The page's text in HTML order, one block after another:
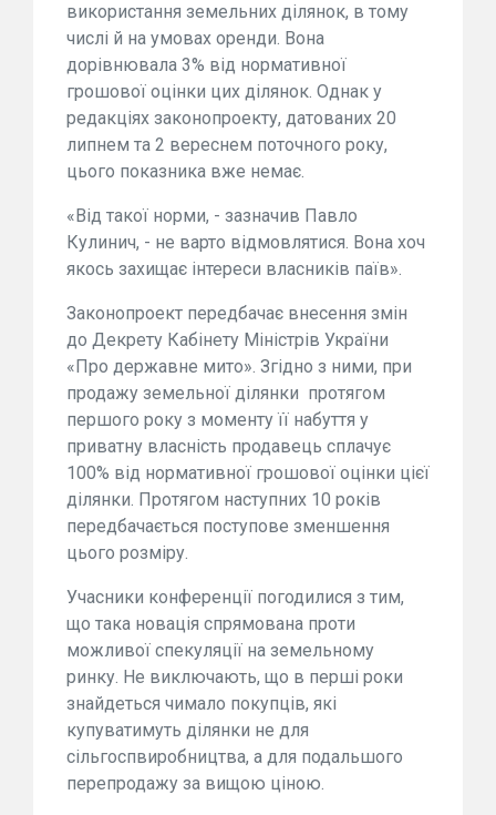
використання земельних ділянок, в тому
числі й на умовах оренди. Вона
дорівнювала 3% від нормативної
грошової оцінки цих ділянок. Однак у
редакціях законопроекту, датованих 20
липнем та 2 вереснем поточного року,
цього показника вже немає.
«Від такої норми, - зазначив Павло
Кулинич, - не варто відмовлятися. Вона хоч
якось захищає інтереси власників паїв».
Законопроект передбачає внесення змін
до Декрету Кабінету Міністрів України
«Про державне мито». Згідно з ними, при
продажу земельної ділянки протягом
першого року з моменту її набуття у
приватну власність продавець сплачує
100% від нормативної грошової оцінки цієї
ділянки. Протягом наступних 10 років
передбачається поступове зменшення
цього розміру.
Учасники конференції погодилися з тим,
що така новація спрямована проти
можливої спекуляції на земельному
ринку. Не виключають, що в перші роки
знайдеться чимало покупців, які
купуватимуть ділянки не для
сільгоспвиробництва, а для подальшого
перепродажу за вищою ціною.